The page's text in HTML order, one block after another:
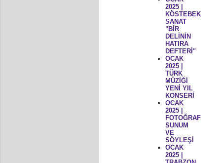
2025 |
KÖSTEBEK
SANAT
"BİR
DELİNİN
HATIRA
DEFTERİ"
OCAK
2025 |
TÜRK
MÜZİĞİ
YENİ YIL
KONSERİ
OCAK
2025 |
FOTOĞRAF
SUNUM
VE
SÖYLEŞİ
OCAK
2025 |